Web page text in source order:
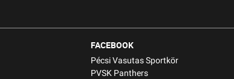
FACEBOOK
Pécsi Vasutas Sportkör
PVSK Panthers